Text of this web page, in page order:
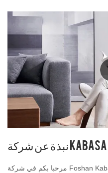
مرحبا بكم في شركة Foshan Kabasa Furniture Co., Ltd. نحن شركة